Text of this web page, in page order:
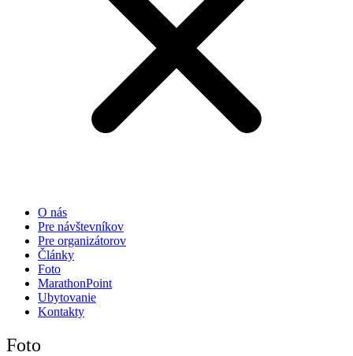
O nás
Pre návštevníkov
Pre organizátorov
Články
Foto
MarathonPoint
Ubytovanie
Kontakty
Foto